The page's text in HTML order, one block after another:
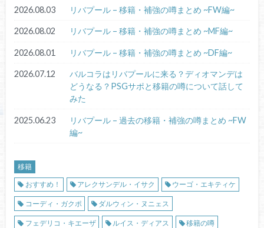
2026.08.03 リバプール – 移籍・補強の噂まとめ ~FW編~
2026.08.02 リバプール – 移籍・補強の噂まとめ ~MF編~
2026.08.01 リバプール – 移籍・補強の噂まとめ ~DF編~
2026.07.12
バルコラはリバプールに来る？ディオマンデは
どうなる？PSGサポと移籍の噂について話して
みた
2025.06.23
リバプール – 過去の移籍・補強の噂まとめ ~FW
編~
移籍
おすすめ！
アレクサンデル・イサク ウーゴ・エキティケ
コーディ・ガクポ ダルウィン・ヌニェス
フェデリコ・キエーザ ルイス・ディアス 移籍の噂